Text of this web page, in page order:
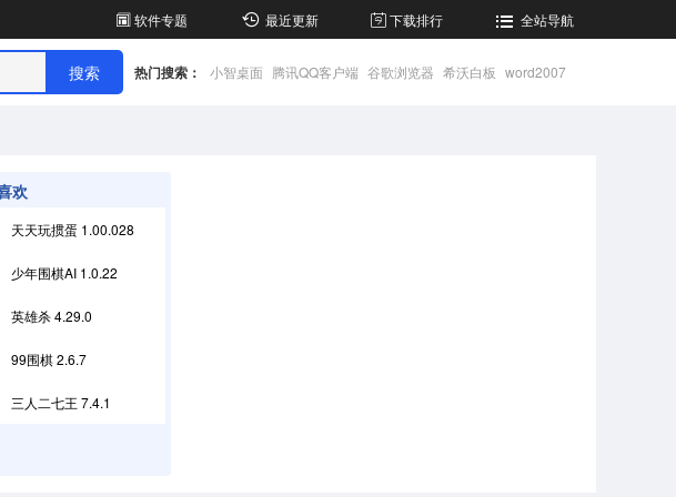
软件专题 最近更新 下载排行 全站导航
热门搜索： 小智桌面 腾讯QQ客户端 谷歌浏览器 希沃白板 word2007
欢
天天玩掼蛋 1.00.028
少年围棋AI 1.0.22
英雄杀 4.29.0
99围棋 2.6.7
三人二七王 7.4.1